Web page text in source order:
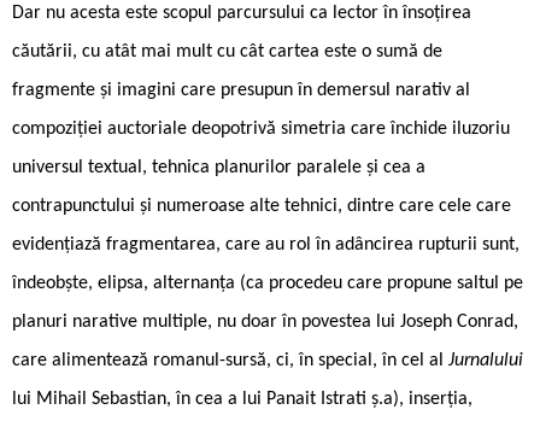
Dar nu acesta este scopul parcursului ca lector în însoțirea
căutării, cu atât mai mult cu cât cartea este o sumă de
fragmente și imagini care presupun în demersul narativ al
compoziției auctoriale deopotrivă simetria care închide iluzoriu
universul textual, tehnica planurilor paralele și cea a
contrapunctului și numeroase alte tehnici, dintre care cele care
evidențiază fragmentarea, care au rol în adâncirea rupturii sunt,
îndeobște, elipsa, alternanța (ca procedeu care propune saltul pe
planuri narative multiple, nu doar în povestea lui Joseph Conrad,
care alimentează romanul-sursă, ci, în special, în cel al Jurnalului
lui Mihail Sebastian, în cea a lui Panait Istrati ș.a), inserția,